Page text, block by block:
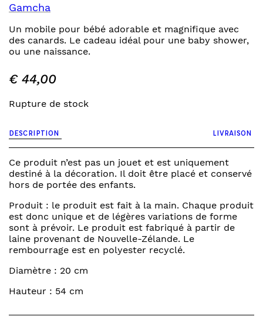
Gamcha
Un mobile pour bébé adorable et magnifique avec
des canards. Le cadeau idéal pour une baby shower,
ou une naissance.
€44,00
Rupture de stock
DESCRIPTION LIVRAISON
Ce produit n’est pas un jouet et est uniquement
destiné à la décoration. Il doit être placé et conservé
hors de portée des enfants.
Produit : le produit est fait à la main. Chaque produit
est donc unique et de légères variations de forme
sont à prévoir. Le produit est fabriqué à partir de
laine provenant de Nouvelle-Zélande. Le
rembourrage est en polyester recyclé.
Diamètre : 20 cm
Hauteur : 54 cm